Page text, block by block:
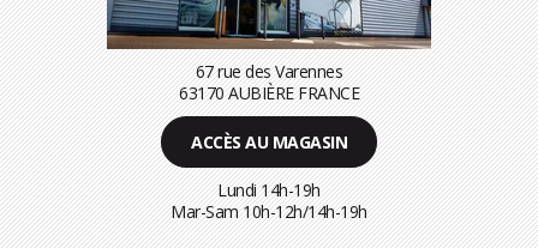
67 rue des Varennes
63170 AUBIÈRE FRANCE
ACCÈS AU MAGASIN
Lundi 14h-19h
Mar-Sam 10h-12h/14h-19h